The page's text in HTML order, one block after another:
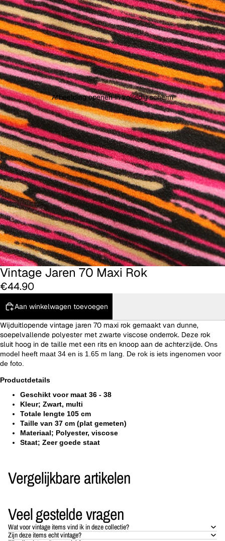
Afbeelding openen in volledig scherm
Vintage Jaren 70 Maxi Rok
€44.90
Aan winkelwagen toevoegen
Wijduitlopende vintage jaren 70 maxi rok gemaakt van dunne,
soepelvallende polyester met zwarte viscose onderrok. Deze rok
sluit hoog in de taille met een rits en knoop aan de achterzijde. Ons
model heeft maat 34 en is 1.65 m lang. De rok is iets ingenomen voor
de foto.
Productdetails
Geschikt voor maat 36 - 38
Kleur; Zwart, multi
Totale lengte 105 cm
Taille van 37 cm (plat gemeten)
Materiaal; Polyester, viscose
Staat; Zeer goede staat
Vergelijkbare artikelen
Veel gestelde vragen
Wat voor vintage items vind ik in deze collectie?
Zijn deze items echt vintage?